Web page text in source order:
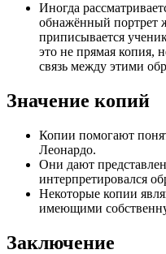
Иногда
обнажённый портрет
приписывается
это не прямая копия,
связь между этими
Значение копий
Копии помогают
Леонардо.
Они дают
интерпретировался
Некоторые копии
имеющими
Заключение